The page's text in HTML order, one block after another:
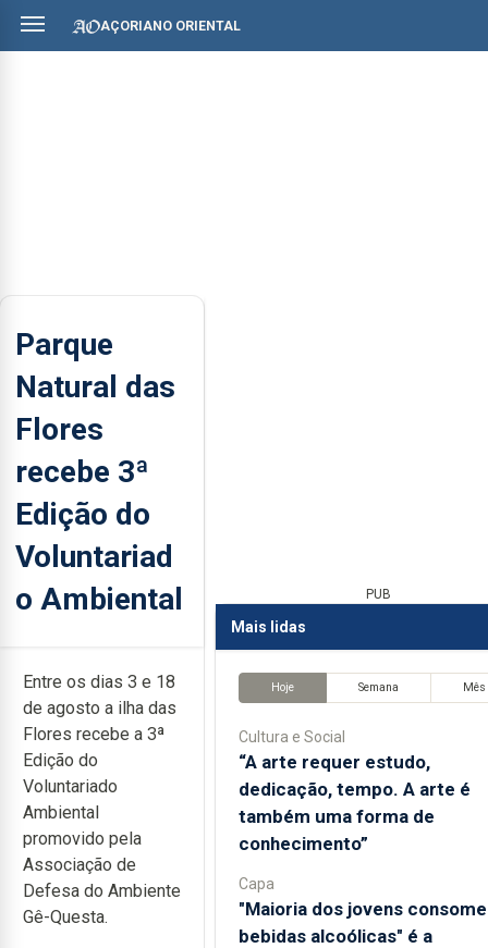
AÇORIANO ORIENTAL
Parque
Natural das
Flores
recebe 3ª
Edição do
Voluntariad
o Ambiental
Entre os dias 3 e 18
de agosto a ilha das
Flores recebe a 3ª
Edição do
Voluntariado
Ambiental
promovido pela
Associação de
Defesa do Ambiente
Gê-Questa.
PUB
Mais lidas
Hoje Semana Mês
Cultura e Social
“A arte requer estudo,
dedicação, tempo. A arte é
também uma forma de
conhecimento”
Capa
"Maioria dos jovens consome
bebidas alcoólicas" é a